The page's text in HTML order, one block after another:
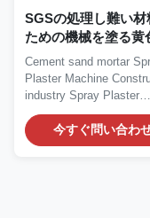
SGSの処理し難い材
ための機械を塗る黄
セメント乳鉢
Cement sand mortar
Plaster Machine
industry Spray Plaster
Machine Description...
今すぐ問い合わ